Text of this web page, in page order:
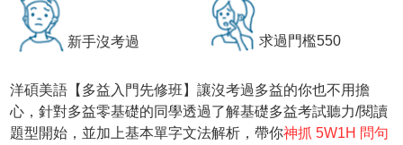
新手沒考過 求過門檻550
洋碩美語【多益入門先修班】讓沒考過多益的你也不用擔
心，針對多益零基礎的同學透過了解基礎多益考試聽力/閱讀
題型開始，並加上基本單字文法解析，帶你神抓 5W1H 問句